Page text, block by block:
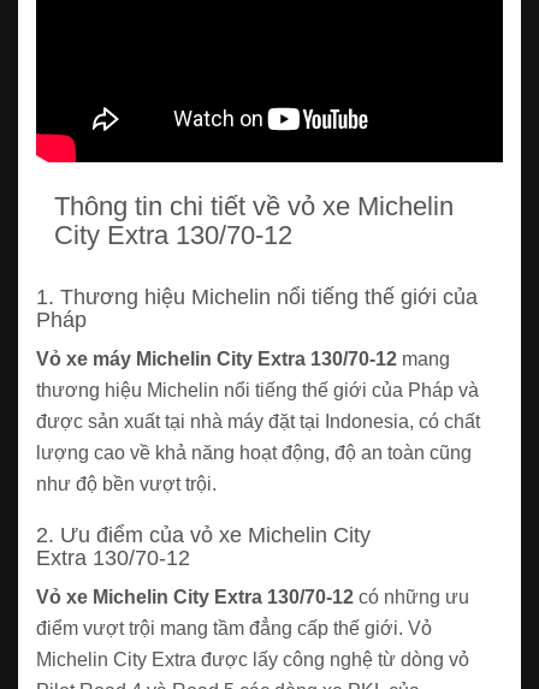
Thông tin chi tiết về vỏ xe Michelin
City Extra 130/70-12
1. Thương hiệu Michelin nổi tiếng thế giới của
Pháp
Vỏ xe máy Michelin City Extra 130/70-12 mang
thương hiệu Michelin nổi tiếng thế giới của Pháp và
được sản xuất tại nhà máy đặt tại Indonesia, có chất
lượng cao về khả năng hoạt động, độ an toàn cũng
như độ bền vượt trội.
2. Ưu điểm của vỏ xe Michelin City
Extra 130/70-12
Vỏ xe Michelin City Extra 130/70-12 có những ưu
điểm vượt trội mang tầm đẳng cấp thế giới. Vỏ
Michelin City Extra được lấy công nghệ từ dòng vỏ